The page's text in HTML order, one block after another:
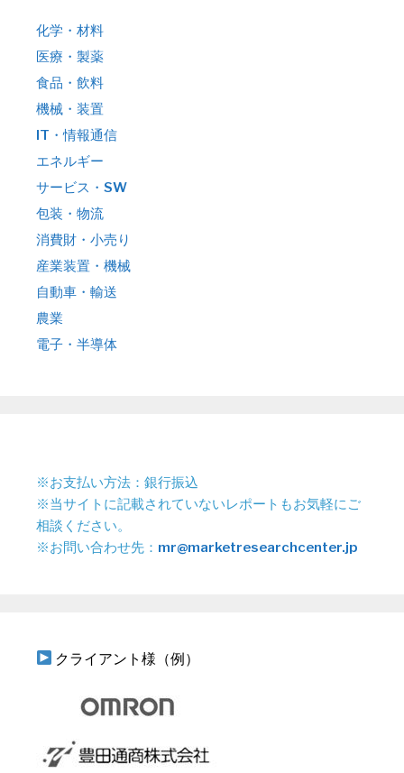
化学・材料
医療・製薬
食品・飲料
機械・装置
IT・情報通信
エネルギー
サービス・SW
包装・物流
消費財・小売り
産業装置・機械
自動車・輸送
農業
電子・半導体
※お支払い方法：銀行振込
※当サイトに記載されていないレポートもお気軽にご
相談ください。
※お問い合わせ先： mr@marketresearchcenter.jp
クライアント様（例）